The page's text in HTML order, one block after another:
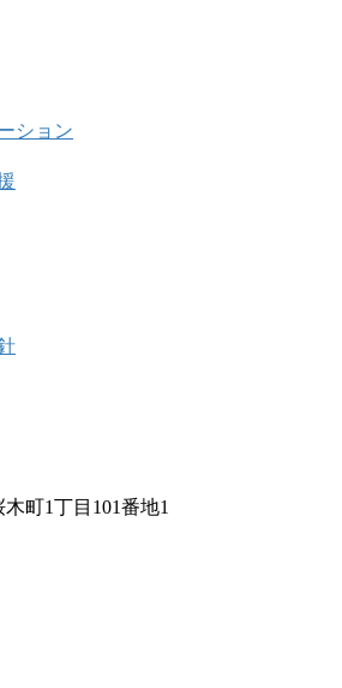
ション
町1丁目101番地1